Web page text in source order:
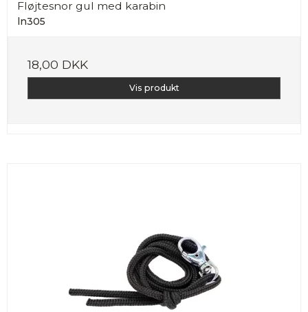
Fløjtesnor gul med karabin
ln305
18,00 DKK
Vis produkt